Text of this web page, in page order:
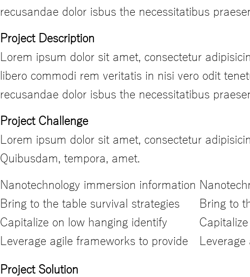
recusandae dolor isbus the necessitatibus
Project Description
Lorem ipsum dolor sit amet, consectetur
libero commodi rem veritatis in nisi vero odit
recusandae dolor isbus the necessitatibus
Project Challenge
Lorem ipsum dolor sit amet, consectetur
Quibusdam, tempora, amet.
Nanotechnology immersion information
Bring to the table survival strategies
Capitalize on low hanging identify
Leverage agile frameworks to provide
Bring to
Project Solution